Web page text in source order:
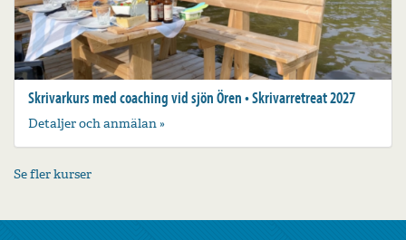
Skrivarkurs med coaching vid sjön Ören • Skrivarretreat 2027
Detaljer och anmälan »
Se fler kurser